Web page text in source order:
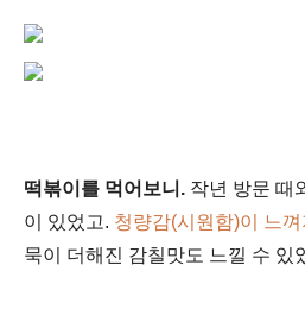
떡볶이를 먹어보니. 작년 방문 때
이 있었고. 청량감(시원함)이 느껴
묵이 더해진 감칠맛도 느낄 수 있